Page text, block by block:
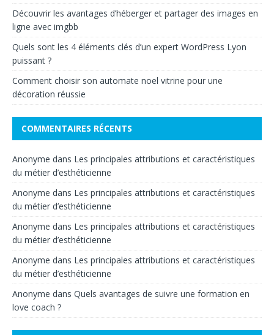
Découvrir les avantages d’héberger et partager des images en
ligne avec imgbb
Quels sont les 4 éléments clés d’un expert WordPress Lyon
puissant ?
Comment choisir son automate noel vitrine pour une
décoration réussie
COMMENTAIRES RÉCENTS
Anonyme dans Les principales attributions et caractéristiques
du métier d’esthéticienne
Anonyme dans Les principales attributions et caractéristiques
du métier d’esthéticienne
Anonyme dans Les principales attributions et caractéristiques
du métier d’esthéticienne
Anonyme dans Les principales attributions et caractéristiques
du métier d’esthéticienne
Anonyme dans Quels avantages de suivre une formation en
love coach ?